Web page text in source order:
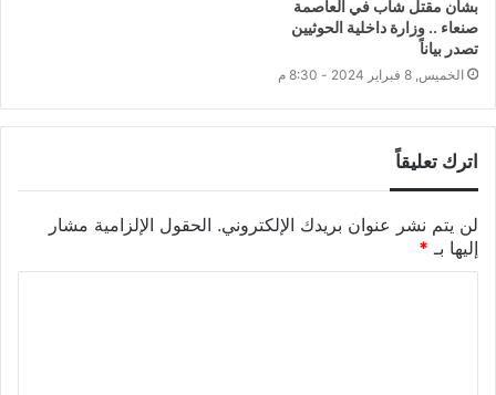
بشأن مقتل شاب في العاصمة
صنعاء .. وزارة داخلية الحوثيين
تصدر بياناً
الخميس, 8 فبراير 2024 - 8:30 م
اترك تعليقاً
لن يتم نشر عنوان بريدك الإلكتروني. الحقول الإلزامية مشار
إليها بـ *